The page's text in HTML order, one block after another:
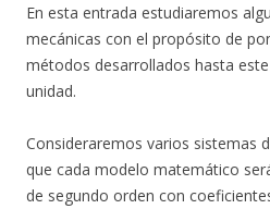
En esta entrada estudiaremos
mecánicas con el propósito de
métodos desarrollados hasta
unidad.
Consideraremos varios sistemas
que cada modelo matemático
de segundo orden con